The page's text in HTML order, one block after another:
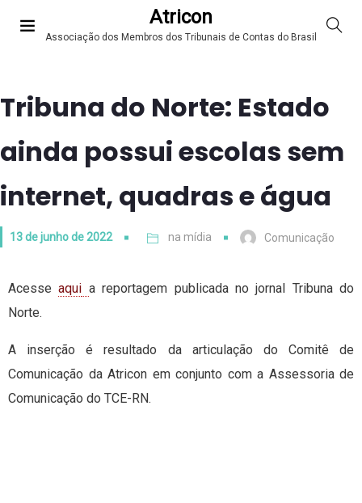
Atricon
Associação dos Membros dos Tribunais de Contas do Brasil
Tribuna do Norte: Estado
ainda possui escolas sem
internet, quadras e água
13 de junho de 2022 na mídia Comunicação
Acesseaqui a reportagem publicada no jornal Tribuna do
Norte.
A inserção é resultado da articulação do Comitê de
Comunicação da Atricon em conjunto com a Assessoria de
Comunicação do TCE-RN.